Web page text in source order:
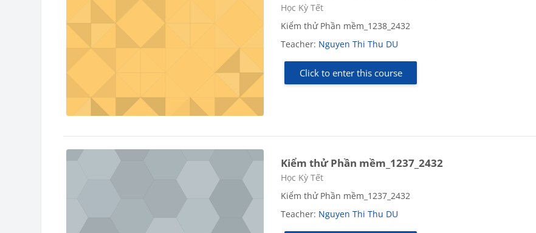
Course category
Học Kỳ Tết
Kiểm thử Phần mềm_1238_2432
Teacher: Nguyen Thi Thu DU
Click to enter this course
Kiểm thử Phần mềm_1237_2432
Course category
Học Kỳ Tết
Kiểm thử Phần mềm_1237_2432
Teacher: Nguyen Thi Thu DU